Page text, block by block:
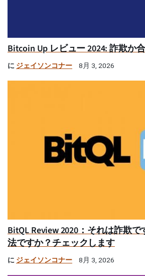
Bitcoin Up レビュー 2024: 詐欺か
に ジェイソンコナー 8月 3, 2026
BitQL Review 2020：それは詐欺
法ですか？チェックします
に ジェイソンコナー 8月 3, 2026